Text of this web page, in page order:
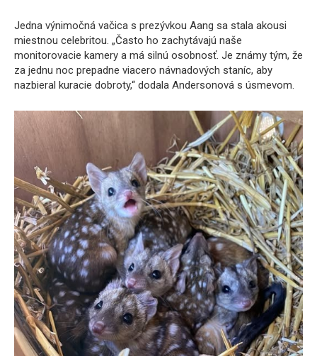
Jedna výnimočná vačica s prezývkou Aang sa stala akousi
miestnou celebritou. „Často ho zachytávajú naše
monitorovacie kamery a má silnú osobnosť. Je známy tým, že
za jednu noc prepadne viacero návnadových staníc, aby
nazbieral kuracie dobroty,“ dodala Andersonová s úsmevom.